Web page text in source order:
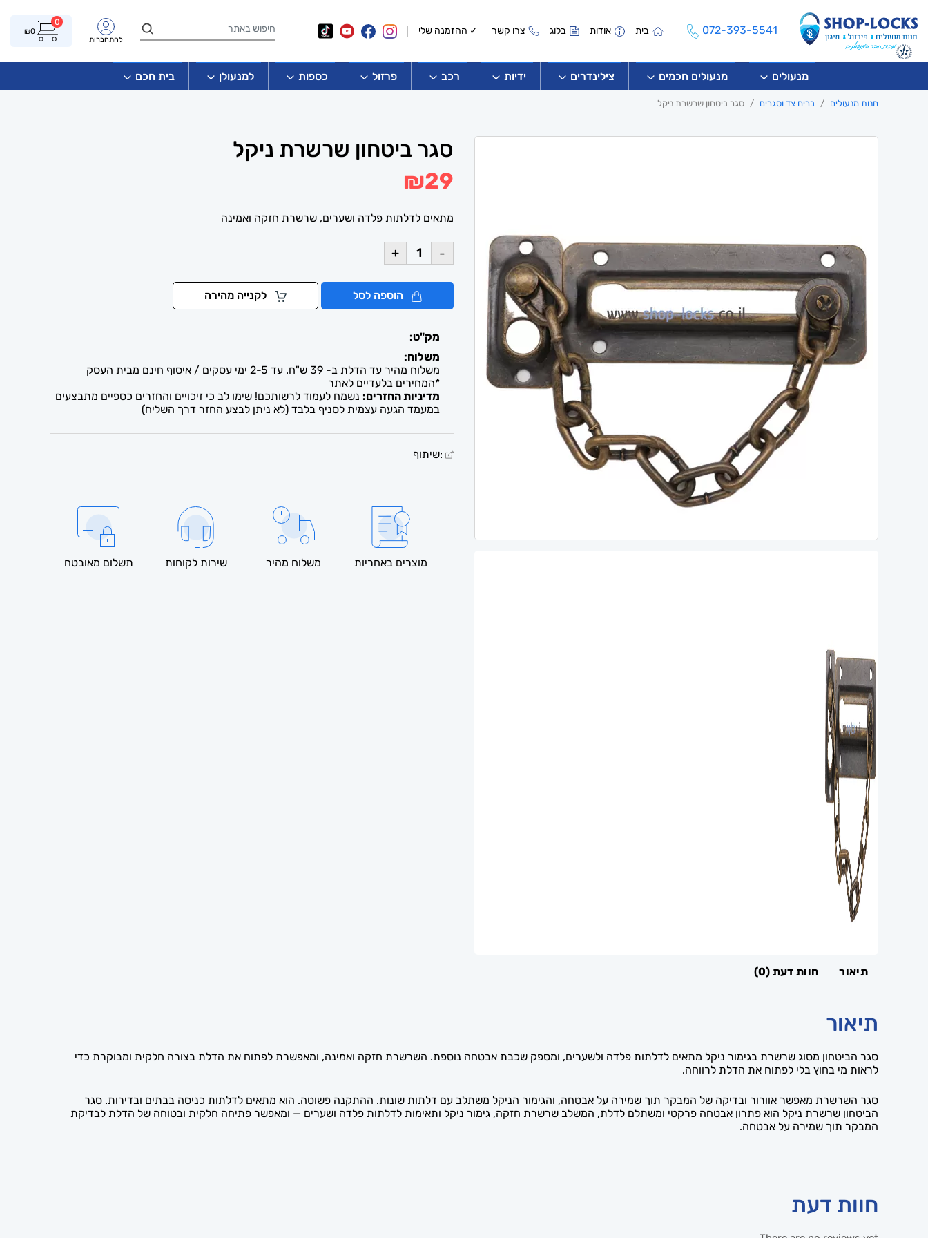
072-393-5541 בית אודות בלוג צרו קשר ✓ ההזמנה שלי
להתחברות
0
₪0
מנעולים מנעולים חכמים צילינדרים ידיות רכב פרזול כספות למנעולן בית חכם
חנות מנעולים בריח צד וסגרים סגר ביטחון שרשרת ניקל
סגר ביטחון שרשרת ניקל
₪29
מתאים לדלתות פלדה ושערים, שרשרת חזקה ואמינה
-
+
הוספה לסל לקנייה מהירה
מק"ט:
משלוח:
משלוח מהיר עד הדלת ב- 39 ש"ח. עד 2-5 ימי עסקים / איסוף חינם מבית העסק
*המחירים בלעדיים לאתר
מדיניות החזרים: נשמח לעמוד לרשותכם! שימו לב כי זיכויים והחזרים כספיים מתבצעים
במעמד הגעה עצמית לסניף בלבד (לא ניתן לבצע החזר דרך השליח)
:שיתוף
מוצרים באחריות משלוח מהיר שירות לקוחות תשלום מאובטח
תיאור חוות דעת (0)
תיאור
סגר הביטחון מסוג שרשרת בגימור ניקל מתאים לדלתות פלדה ולשערים, ומספק שכבת אבטחה נוספת. השרשרת חזקה ואמינה, ומאפשרת לפתוח את הדלת בצורה חלקית ומבוקרת כדי
לראות מי בחוץ בלי לפתוח את הדלת לרווחה.
סגר השרשרת מאפשר אוורור ובדיקה של המבקר תוך שמירה על אבטחה, והגימור הניקל משתלב עם דלתות שונות. ההתקנה פשוטה. הוא מתאים לדלתות כניסה בבתים ובדירות. סגר
הביטחון שרשרת ניקל הוא פתרון אבטחה פרקטי ומשתלם לדלת, המשלב שרשרת חזקה, גימור ניקל ותאימות לדלתות פלדה ושערים — ומאפשר פתיחה חלקית ובטוחה של הדלת לבדיקת
המבקר תוך שמירה על אבטחה.
חוות דעת